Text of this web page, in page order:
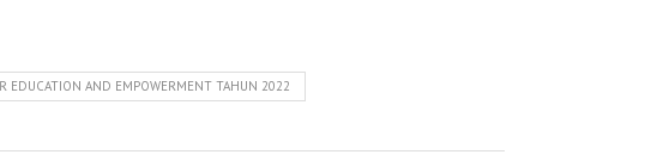
EDUCATION AND EMPOWERMENT TAHUN 2022